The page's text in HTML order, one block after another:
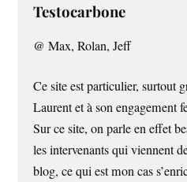
Testocarbone
@ Max, Rolan, Jeff
Ce site est particulier, surtout
Laurent et à son engagement
Sur ce site, on parle en effet
les intervenants qui viennent
blog, ce qui est mon cas